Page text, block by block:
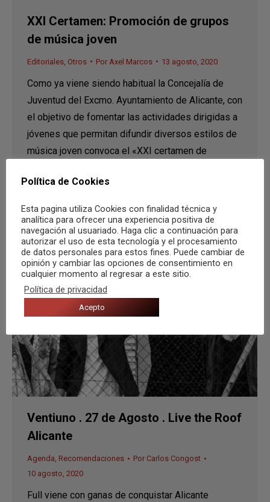
XXI Certamen: Promoción de grupos
de música joven
Editoriales Otros Por Axel Marcos 13 agosto, 2020
Como ya viene siendo habitual la Concejalía de
Juventud del Excmo. Ayuntamiento de Alicante, con
el objetivo de fomentar las actividades dirigidas a
jóvenes que permitan difundir diversos estilos de
música joven convoca el «XXI certamen de
información relacionada con el certamen se
Ventiuno . 27 de Agosto . Live the Roof
Alicante
Agenda, Recomendaciones Por Carlos Congost
10 agosto, 2020
Full viene con ganas de conquistar Alicante
Política de Cookies
Esta pagina utiliza Cookies con finalidad técnica y
analítica para ofrecer una experiencia positiva de
navegación al usuariado. Haga clic a continuación para
autorizar el uso de esta tecnología y el procesamiento
de datos personales para estos fines. Puede cambiar de
opinión y cambiar las opciones de consentimiento en
cualquier momento al regresar a este sitio.
Política de privacidad
Acepto